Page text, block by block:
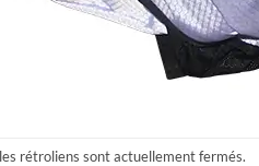
rétroliens sont actuellement fermés.